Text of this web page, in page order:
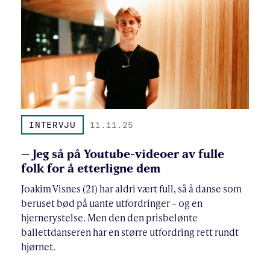
INTERVJU 11.11.25
– Jeg så på Youtube-videoer av fulle
folk for å etterligne dem
Joakim Visnes (21) har aldri vært full, så å danse som
beruset bød på uante utfordringer – og en
hjernerystelse. Men den den prisbelønte
ballettdanseren har en større utfordring rett rundt
hjørnet.